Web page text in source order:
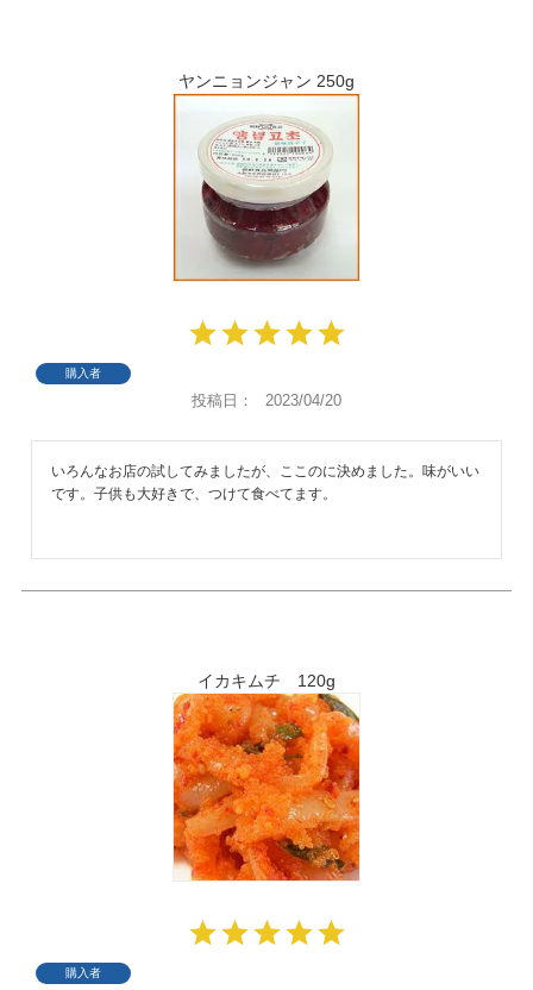
ヤンニョンジャン 250g
購入者
投稿日 2023/04/20
いろんなお店の試してみましたが、ここのに決めました。味がいい
です。子供も大好きで、つけて食べてます。
イカキムチ 120g
購入者